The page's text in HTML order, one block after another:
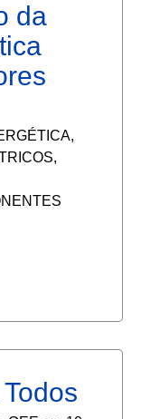
da